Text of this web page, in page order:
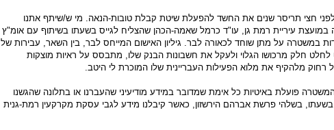
חצי תריסר שנים את החשד להפעלת שיטת קבלת טובות-הנאה. מי ש/שיתף אתנו
במועצת עיריית רמת גן, עו"ד כרמל שאמה-הכהן שהצליח לגייס בשעתו בשיתוף עם אומ"ץ
במשטרה על מתן שוחד לכאורה לבר. גיליון האישום המייחס לבר, בין השאר, עבירות של
לחלט חלק מרכושו הגלוי ולעקל את חשבונות הבנק שלו, מתבסס על ראיות מוצקות
מלהקיף את מלוא הפעילות העבריינית שלו המוכרת לי היטב.
פועלת באיטיות כל אימת שמדובר במידע מודיעיני שהעברנו או בתלונה שהגשנו
בשלהי פרשת אברהם הירשזון, כאשר קיבלנו מידע לגבי עסקת מקרקעין רמת-גנית